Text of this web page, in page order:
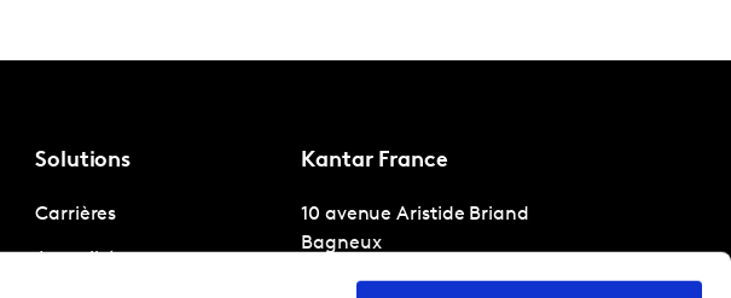
Solutions
Carrières
Kantar France
10 avenue Aristide Briand
Bagneux